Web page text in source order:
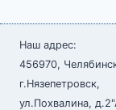
Наш адрес:
456970,
г.Нязепетровск,
ул.Похвалина,